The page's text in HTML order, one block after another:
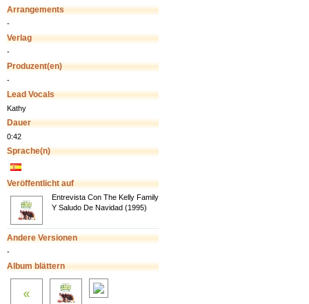
Arrangements
-
Verlag
-
Produzent(en)
-
Lead Vocals
Kathy
Dauer
0:42
Sprache(n)
Veröffentlicht auf
Entrevista Con The Kelly Family
Y Saludo De Navidad (1995)
Andere Versionen
-
Album blättern